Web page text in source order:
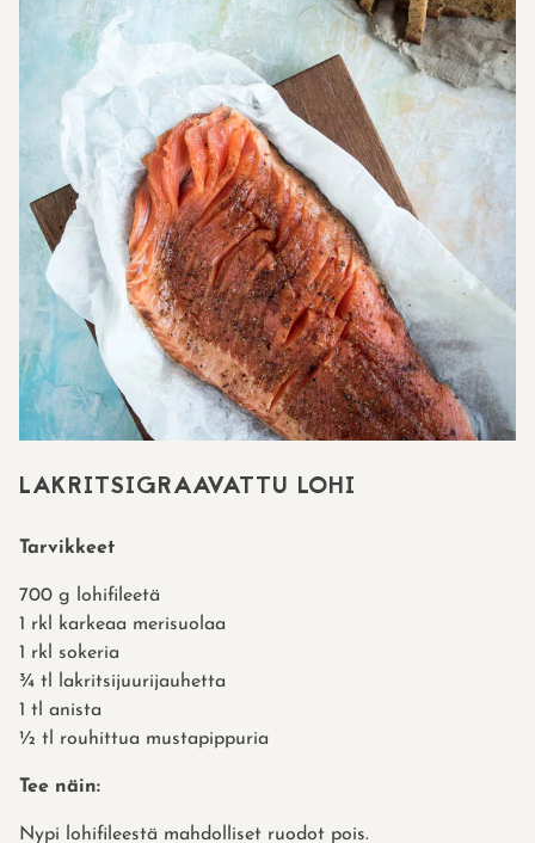
LAKRITSIGRAAVATTU LOHI
Tarvikkeet
700 g lohifileetä
1 rkl karkeaa merisuolaa
1 rkl sokeria
¾ tl lakritsijuurijauhetta
1 tl anista
½ tl rouhittua mustapippuria
Tee näin:
Nypi lohifileestä mahdolliset ruodot pois.